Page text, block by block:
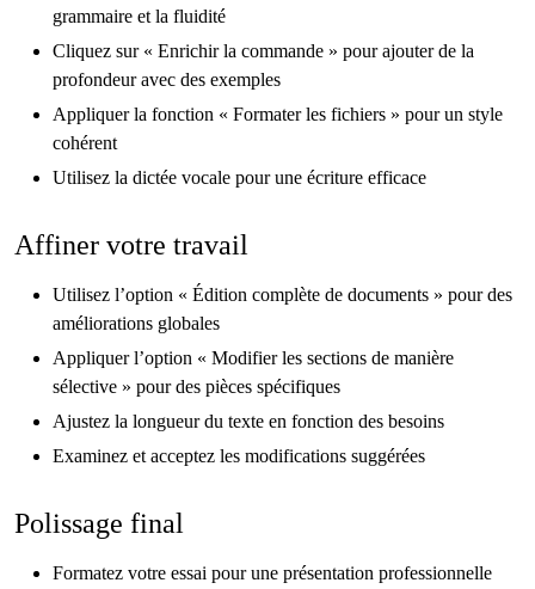
grammaire et la fluidité
Cliquez sur « Enrichir la commande » pour ajouter de la
profondeur avec des exemples
Appliquer la fonction « Formater les fichiers » pour un style
cohérent
Utilisez la dictée vocale pour une écriture efficace
Affiner votre travail
Utilisez l’option « Édition complète de documents » pour des
améliorations globales
Appliquer l’option « Modifier les sections de manière
sélective » pour des pièces spécifiques
Ajustez la longueur du texte en fonction des besoins
Examinez et acceptez les modifications suggérées
Polissage final
Formatez votre essai pour une présentation professionnelle